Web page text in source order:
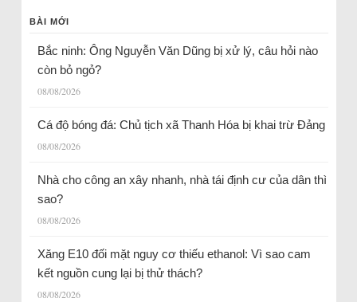
BÀI MỚI
Bắc ninh: Ông Nguyễn Văn Dũng bị xử lý, câu hỏi nào
còn bỏ ngỏ?
08/08/2026
Cá độ bóng đá: Chủ tịch xã Thanh Hóa bị khai trừ Đảng
08/08/2026
Nhà cho công an xây nhanh, nhà tái định cư của dân thì
sao?
08/08/2026
Xăng E10 đối mặt nguy cơ thiếu ethanol: Vì sao cam
kết nguồn cung lại bị thử thách?
08/08/2026